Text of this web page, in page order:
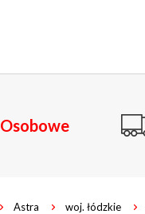
Osobowe
Astra woj. łódzkie